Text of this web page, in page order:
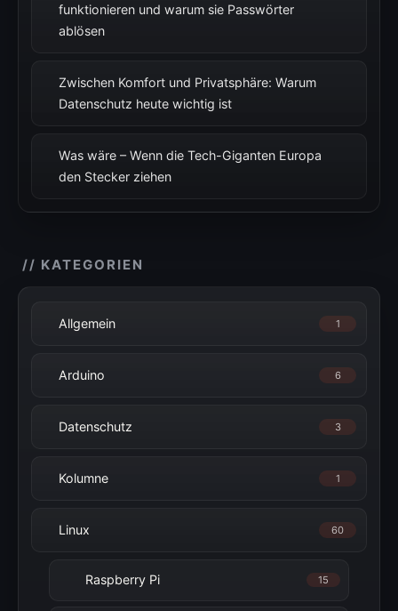
funktionieren und warum sie Passwörter
ablösen
Zwischen Komfort und Privatsphäre: Warum
Datenschutz heute wichtig ist
Was wäre – Wenn die Tech-Giganten Europa
den Stecker ziehen
// KATEGORIEN
Allgemein 1
Arduino 6
Datenschutz 3
Kolumne 1
Linux 60
Raspberry Pi 15